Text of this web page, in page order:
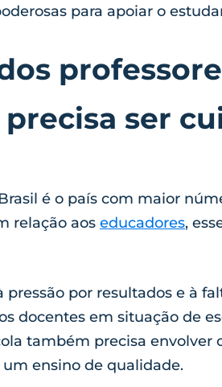
para apoiar o
ser
é o país com maior
relação aos educadores,
por resultados e à
docentes em situação de
também precisa envolver
ensino de qualidade.